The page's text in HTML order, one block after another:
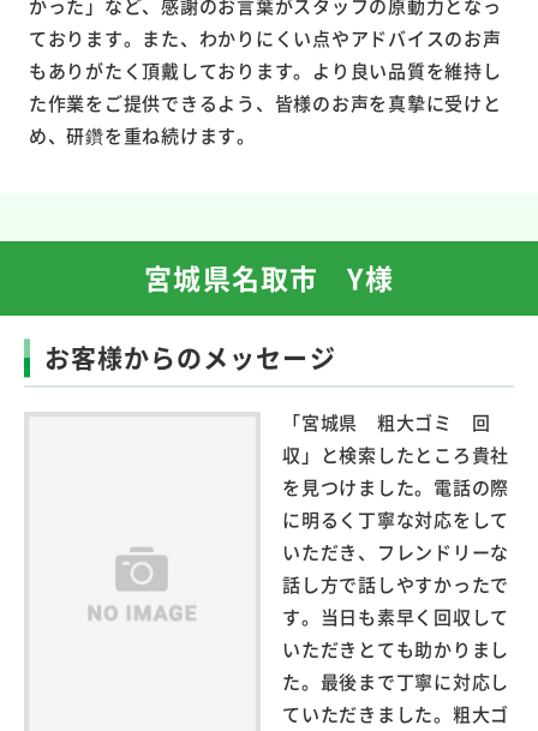
ております。また、わかりにくい点やアドバイスのお声
もありがたく頂戴しております。より良い品質を維持し
た作業をご提供できるよう、皆様のお声を真摯に受けと
め、研鑽を重ね続けます。
宮城県名取市 Y様
お客様からのメッセージ
「宮城県 粗大ゴミ 回
収」と検索したところ貴社
を見つけました。電話の際
に明るく丁寧な対応をして
いただき、フレンドリーな
話し方で話しやすかったで
す。当日も素早く回収して
いただきとても助かりまし
た。最後まで丁寧に対応し
ていただきました。粗大ゴ